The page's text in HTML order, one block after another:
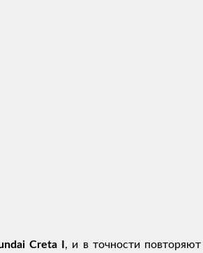
Creta I , и в точности